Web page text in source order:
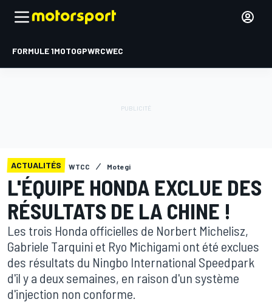
FORMULE 1MOTOGPWRCWEC
ACTUALITÉS WTCC Motegi
L'ÉQUIPE HONDA EXCLUE DES
RÉSULTATS DE LA CHINE !
Les trois Honda officielles de Norbert Michelisz,
Gabriele Tarquini et Ryo Michigami ont été exclues
des résultats du Ningbo International Speedpark
d'il y a deux semaines, en raison d'un système
d'injection non conforme.